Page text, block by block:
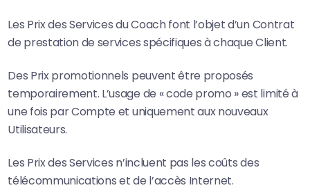
Les Prix des Services du Coach font l’objet d’un Contrat
de prestation de services spécifiques à chaque Client.
Des Prix promotionnels peuvent être proposés
temporairement. L’usage de « code promo » est limité à
une fois par Compte et uniquement aux nouveaux
Utilisateurs.
Les Prix des Services n’incluent pas les coûts des
télécommunications et de l’accès Internet.